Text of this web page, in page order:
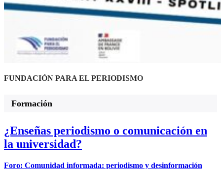
FUNDACIÓN PARA EL PERIODISMO
Formación
¿Enseñas periodismo o comunicación en
la universidad?
Foro: Comunidad informada: periodismo y desinformación